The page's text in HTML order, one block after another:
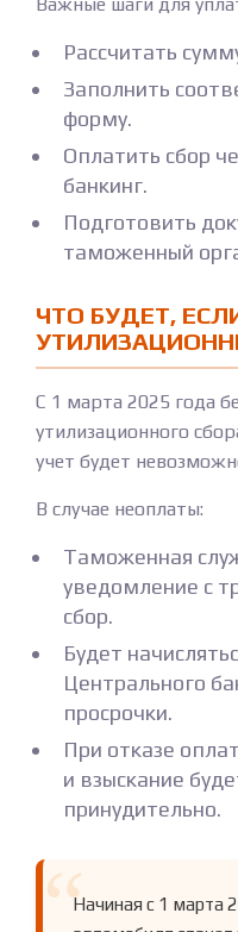
Рассчитать
Заполнить
форму.
Оплатить сбор
банкинг.
Подготовить
таможенный
ЧТО БУДЕТ,
С 1 марта 2025 года
утилизационного
учет будет
В случае неоплаты:
Таможенная
уведомление с
сбор.
Будет
Центрального
просрочки.
При отказе
и взыскание
принудительно.
Начиная с 1 марта